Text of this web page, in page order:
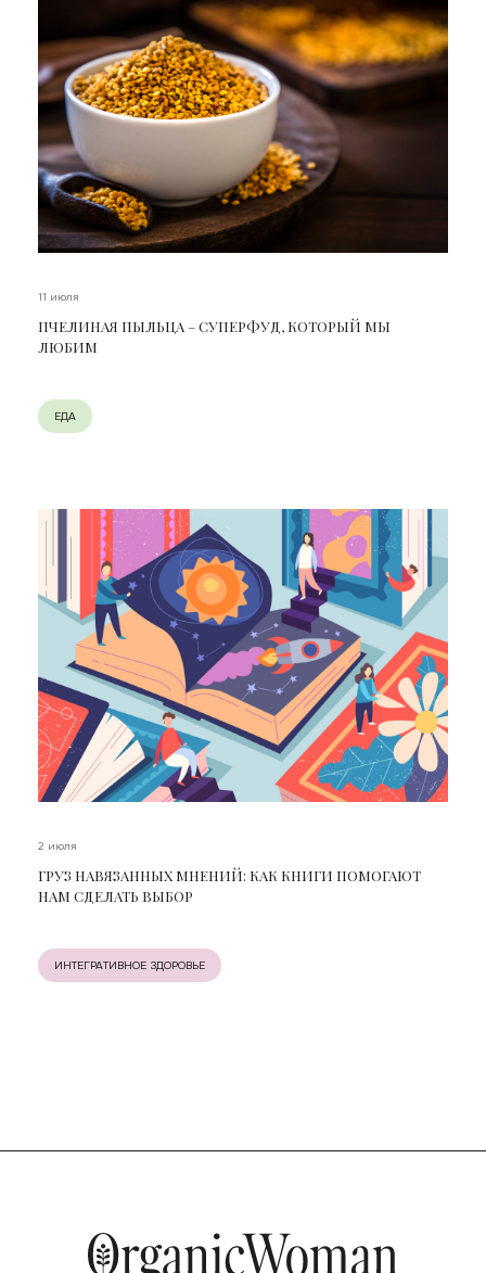
11 июля
ПЧЕЛИНАЯ ПЫЛЬЦА – СУПЕРФУД, КОТОРЫЙ МЫ
ЛЮБИМ
ЕДА
2 июля
ГРУЗ НАВЯЗАННЫХ МНЕНИЙ: КАК КНИГИ ПОМОГАЮТ
НАМ СДЕЛАТЬ ВЫБОР
ИНТЕГРАТИВНОЕ ЗДОРОВЬЕ